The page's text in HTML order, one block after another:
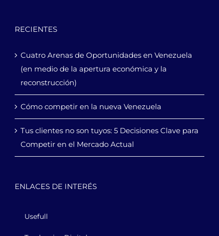
RECIENTES
Cuatro Arenas de Oportunidades en Venezuela
(en medio de la apertura económica y la
reconstrucción)
Cómo competir en la nueva Venezuela
Tus clientes no son tuyos: 5 Decisiones Clave para
Competir en el Mercado Actual
ENLACES DE INTERÉS
Usefull